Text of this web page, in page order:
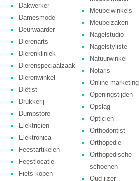
Dakwerker
Damesmode
Deurwaarder
Dierenarts
Dierenkliniek
Dierenspeciaalzaak
Dierenwinkel
Diëtist
Drukkerij
Dumpstore
Elektricien
Elektronica
Feestartikelen
Feestlocatie
Fiets kopen
Meubelwinkels
Meubelzaken
Nagelstudio
Nagelstyliste
Natuurwinkel
Notaris
Online marketing
Openingstijden
Opslag
Opticien
Orthodontist
Orthopedie
Orthopedische
schoenen
Oud ijzer